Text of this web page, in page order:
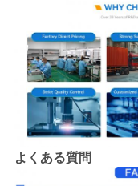
よくある質問